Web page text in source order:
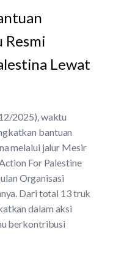
Resmi
Lewat
2025), waktu
bantuan
melalui jalur Mesir
For Palestine
Organisasi
Dari total 13 truk
dalam aksi
berkontribusi